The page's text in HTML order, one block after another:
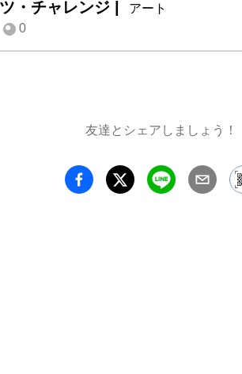
豊田
地）
西町
豊田市
町３丁
・チャレンジ
アート
0
友達とシェアしましょう！